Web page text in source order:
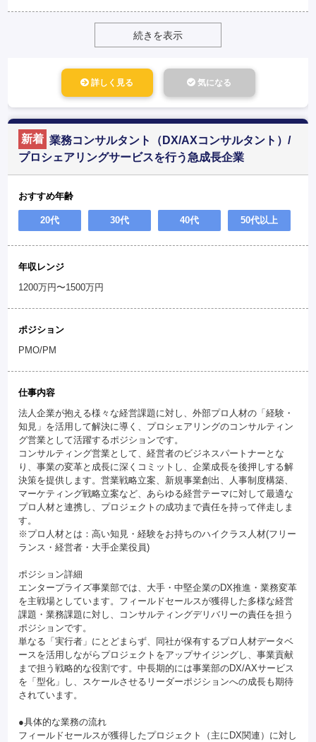
続きを表示
詳しく見る 気になる
新着 業務コンサルタント（DX/AXコンサルタント）/
プロシェアリングサービスを行う急成長企業
おすすめ年齢
20代 30代 40代 50代以上
年収レンジ
1200万円〜1500万円
ポジション
PMO/PM
仕事内容
法人企業が抱える様々な経営課題に対し、外部プロ人材の「経験・
知見」を活用して解決に導く、プロシェアリングのコンサルティン
グ営業として活躍するポジションです。
コンサルティング営業として、経営者のビジネスパートナーとな
り、事業の変革と成長に深くコミットし、企業成長を後押しする解
決策を提供します。営業戦略立案、新規事業創出、人事制度構築、
マーケティング戦略立案など、あらゆる経営テーマに対して最適な
プロ人材と連携し、プロジェクトの成功まで責任を持って伴走しま
す。
※プロ人材とは：高い知見・経験をお持ちのハイクラス人材(フリー
ランス・経営者・大手企業役員)
ポジション詳細
エンタープライズ事業部では、大手・中堅企業のDX推進・業務変革
を主戦場としています。フィールドセールスが獲得した多様な経営
課題・業務課題に対し、コンサルティングデリバリーの責任を担う
ポジションです。
単なる「実行者」にとどまらず、同社が保有するプロ人材データベ
ースを活用しながらプロジェクトをアップサイジングし、事業貢献
まで担う戦略的な役割です。中長期的には事業部のDX/AXサービス
を「型化」し、スケールさせるリーダーポジションへの成長も期待
されています。
●具体的な業務の流れ
フィールドセールスが獲得したプロジェクト（主にDX関連）に対し